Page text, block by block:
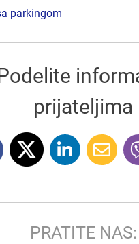
parkingom
prijateljima
PRATITE NAS: